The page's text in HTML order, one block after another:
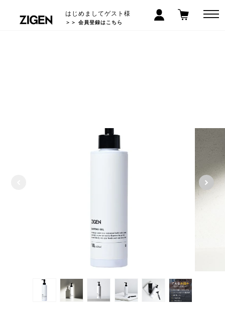
はじめましてゲスト様
＞＞ 会員登録はこちら